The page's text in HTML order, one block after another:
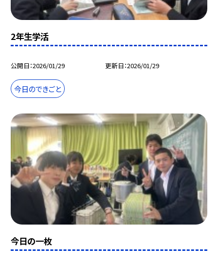
2年生学活
公開日 2026/01/29 更新日 2026/01/29
今日のできごと
今日の一枚